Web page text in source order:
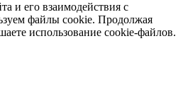
и его взаимодействия с
файлы cookie. Продолжая
использование cookie-файлов.